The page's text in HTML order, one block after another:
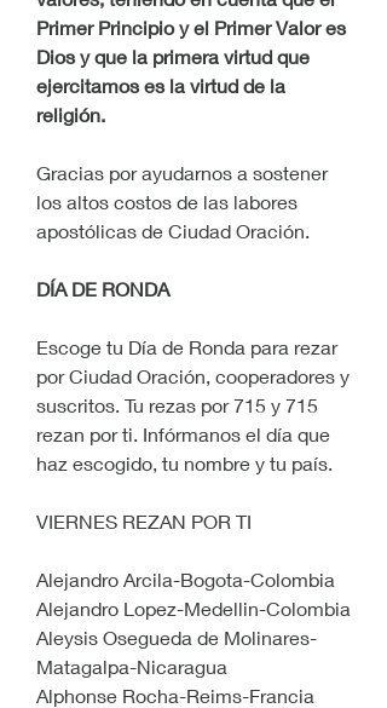
Primer Principio y el Primer Valor es
Dios y que la primera virtud que
ejercitamos es la virtud de la
religión.
Gracias por ayudarnos a sostener
los altos costos de las labores
apostólicas de Ciudad Oración.
DÍA DE RONDA
Escoge tu Día de Ronda para rezar
por Ciudad Oración, cooperadores y
suscritos. Tu rezas por 715 y 715
rezan por ti. Infórmanos el día que
haz escogido, tu nombre y tu país.
VIERNES REZAN POR TI
Alejandro Arcila-Bogota-Colombia
Alejandro Lopez-Medellin-Colombia
Aleysis Osegueda de Molinares-
Matagalpa-Nicaragua
Alphonse Rocha-Reims-Francia